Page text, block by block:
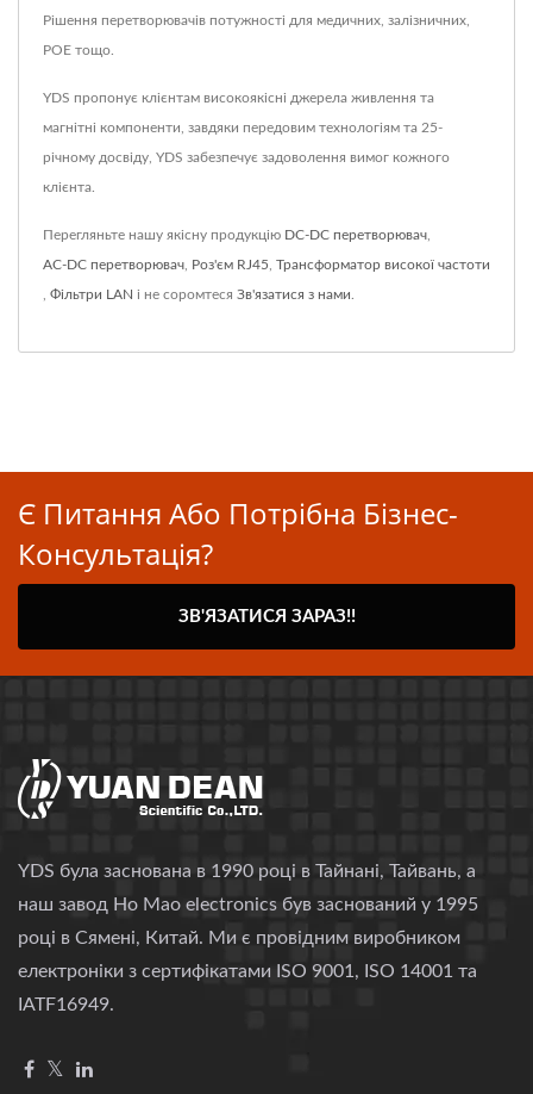
Рішення перетворювачів потужності для медичних, залізничних,
POE тощо.
YDS пропонує клієнтам високоякісні джерела живлення та
магнітні компоненти, завдяки передовим технологіям та 25-
річному досвіду, YDS забезпечує задоволення вимог кожного
клієнта.
Перегляньте нашу якісну продукцію DC-DC перетворювач
AC-DC перетворювач Роз'єм RJ45 Трансформатор високої частоти
Фільтри LAN і не соромтеся Зв'язатися з нами
Є Питання Або Потрібна Бізнес-
Консультація?
ЗВ'ЯЗАТИСЯ ЗАРАЗ!!
YDS була заснована в 1990 році в Тайнані, Тайвань, а
наш завод Ho Mao electronics був заснований у 1995
році в Сямені, Китай. Ми є провідним виробником
електроніки з сертифікатами ISO 9001, ISO 14001 та
IATF16949.